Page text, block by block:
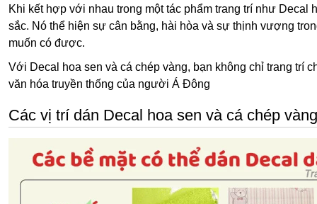
Khi kết hợp với nhau trong một tác phẩm trang trí như Decal
sắc. Nó thể hiện sự cân bằng, hài hòa và sự thịnh vượng
muốn có được.
Với Decal hoa sen và cá chép vàng, bạn không chỉ trang trí
văn hóa truyền thống của người Á Đông
Các vị trí dán Decal hoa sen và cá chép vàng